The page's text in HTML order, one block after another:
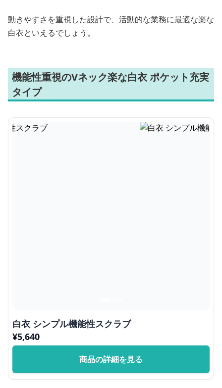
動きやすさを重視した設計で、活動的な業務に最適な楽な
白衣といえるでしょう。
機能性重視のVネック楽な白衣 ポケット充実
タイプ
白衣 シンプル機能性スクラブ
¥5,640
商品の詳細を見る